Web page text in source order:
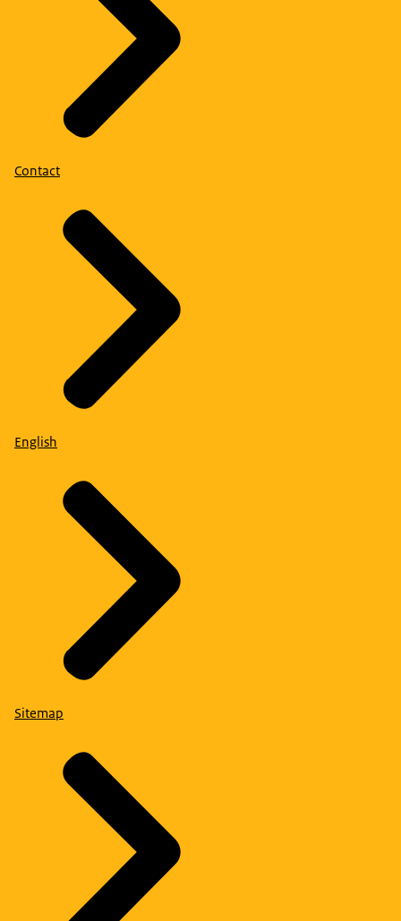
Contact
English
Sitemap